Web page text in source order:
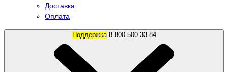
Доставка
Оплата
Поддержка 8 800 500-33-84